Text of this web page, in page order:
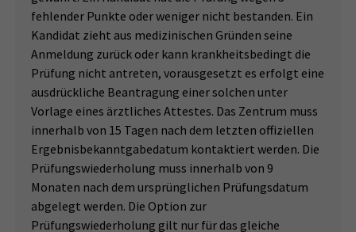
fehlender Punkte oder weniger nicht bestanden. Ein
Kandidat zieht aus medizinischen Gründen seine
Anmeldung zurück oder kann krankheitsbedingt die
Prüfung nicht antreten, vorausgesetzt es erfolgt eine
ausdrückliche Beantragung einer solchen unter
Vorlage eines ärztliches Attestes. Das Zentrum muss
innerhalb von 15 Tagen nach dem letzten offiziellen
Ergebnisbekanntgabedatum kontaktiert werden. Die
Prüfungswiederholung muss innerhalb von 9
Monaten nach dem ursprünglichen Prüfungsdatum
abgelegt werden. Die Option zur
Prüfungswiederholung gilt nur für das gleiche